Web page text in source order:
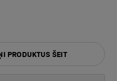
PRODUKTUS ŠEIT